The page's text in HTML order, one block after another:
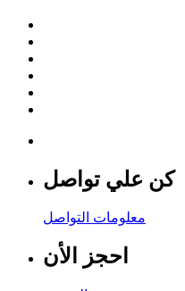
كن علي تواصل
معلومات التواصل
احجز الأن